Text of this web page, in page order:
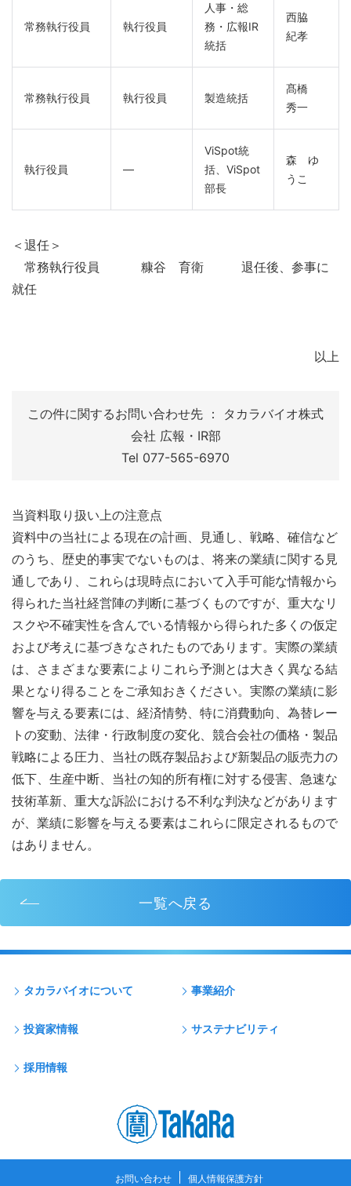
常務執行役員 執行役員
人事・総
務・広報IR
統括
西脇
紀孝
常務執行役員 執行役員 製造統括
髙橋
秀一
執行役員 ―
ViSpot統
括、ViSpot
部長
森 ゆ
うこ
＜退任＞
常務執行役員 糠谷 育衛 退任後、参事に
就任
以上
この件に関するお問い合わせ先 ： タカラバイオ株式
会社 広報・IR部
Tel 077-565-6970
当資料取り扱い上の注意点
資料中の当社による現在の計画、見通し、戦略、確信など
のうち、歴史的事実でないものは、将来の業績に関する見
通しであり、これらは現時点において入手可能な情報から
得られた当社経営陣の判断に基づくものですが、重大なリ
スクや不確実性を含んでいる情報から得られた多くの仮定
および考えに基づきなされたものであります。実際の業績
は、さまざまな要素によりこれら予測とは大きく異なる結
果となり得ることをご承知おきください。実際の業績に影
響を与える要素には、経済情勢、特に消費動向、為替レー
トの変動、法律・行政制度の変化、競合会社の価格・製品
戦略による圧力、当社の既存製品および新製品の販売力の
低下、生産中断、当社の知的所有権に対する侵害、急速な
技術革新、重大な訴訟における不利な判決などがあります
が、業績に影響を与える要素はこれらに限定されるもので
はありません。
一覧へ戻る
タカラバイオについて 事業紹介
投資家情報 サステナビリティ
採用情報
お問い合わせ 個人情報保護方針